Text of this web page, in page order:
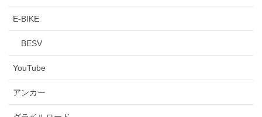
E-BIKE
BESV
YouTube
アンカー